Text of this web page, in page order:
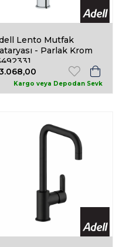
Lento Mutfak
- Parlak Krom